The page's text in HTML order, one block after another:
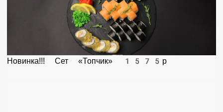
Новинка!!! Сет «Топчик» 1575р